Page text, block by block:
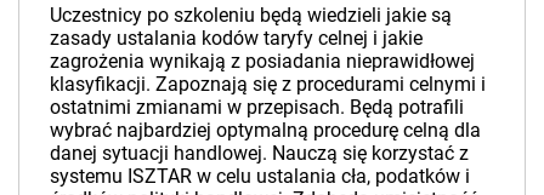
Uczestnicy po szkoleniu będą wiedzieli jakie są
zasady ustalania kodów taryfy celnej i jakie
zagrożenia wynikają z posiadania nieprawidłowej
klasyfikacji. Zapoznają się z procedurami celnymi i
ostatnimi zmianami w przepisach. Będą potrafili
wybrać najbardziej optymalną procedurę celną dla
danej sytuacji handlowej. Nauczą się korzystać z
systemu ISZTAR w celu ustalania cła, podatków i